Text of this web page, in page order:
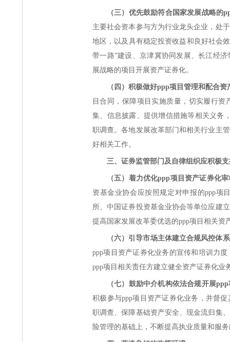
（三）优先鼓励符合国家发展战略的
主要社会资本参与方为行业龙头企业，处
地区，以及具有稳定投资收益和良好社会
带一路”建设、京津冀协同发展、长江经
展战略的项目开展资产证券化。
（四）积极做好ppp项目管理和配合
目合同，保障项目实施质量，切实履行
集、信息披露、提供增信措施等相关义务
职调查。各地发展改革部门和相关行业主
好相关工作。
三、证券监管部门及自律组织应积极
（五）着力优化ppp项目资产证券化
资基金业协会应按照规定对申报的ppp项
所、中国证券投资基金业协会等单位应建
提高国家发展改革委优选的ppp项目相关
（六）引导市场主体建立合规风控体
ppp项目资产证券化业务的宣传和培训力
ppp项目相关责任方建立健全资产证券化业
（七）鼓励中介机构依法合规开展
积极参与ppp项目资产证券化业务，并督
职调查、保障基础资产安全、现金流归集
险管理的基础上，不断提高执业质量和服